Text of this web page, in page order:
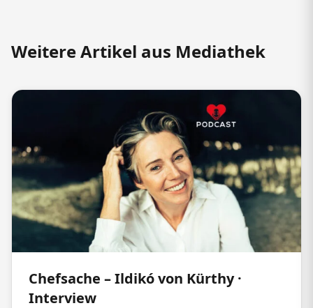
Weitere Artikel aus Mediathek
Chefsache – Ildikó von Kürthy ·
Interview